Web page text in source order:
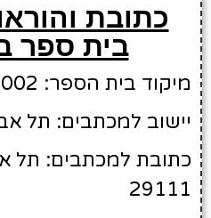
כתובת
בית ספר
מיקוד בית הספר: 6129002
יישוב למכתבים: תל
כתובת למכתבים: תל
29111